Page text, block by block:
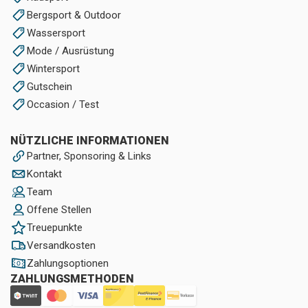
Bergsport & Outdoor
Wassersport
Mode / Ausrüstung
Wintersport
Gutschein
Occasion / Test
NÜTZLICHE INFORMATIONEN
Partner, Sponsoring & Links
Kontakt
Team
Offene Stellen
Treuepunkte
Versandkosten
Zahlungsoptionen
ZAHLUNGSMETHODEN